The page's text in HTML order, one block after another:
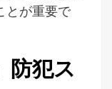
とが重要で
防犯ス